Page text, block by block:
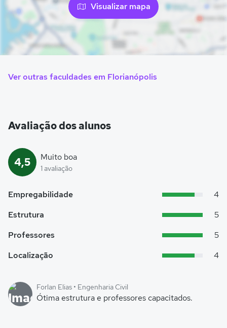
Visualizar mapa
Ver outras faculdades em Florianópolis
Avaliação dos alunos
4,5 Muito boa
1 avaliação
Empregabilidade
4
Estrutura
5
Professores
5
Localização
4
Forlan Elias • Engenharia Civil
Ótima estrutura e professores capacitados.